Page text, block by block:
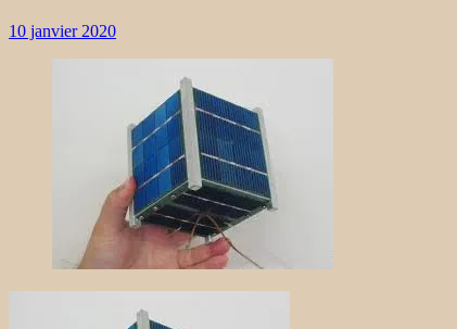
10 janvier 2020